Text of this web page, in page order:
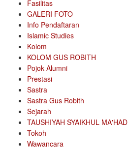
Fasilitas
GALERI FOTO
Info Pendaftaran
Islamic Studies
Kolom
KOLOM GUS ROBITH
Pojok Alumni
Prestasi
Sastra
Sastra Gus Robith
Sejarah
TAUSHIYAH SYAIKHUL MA'HAD
Tokoh
Wawancara